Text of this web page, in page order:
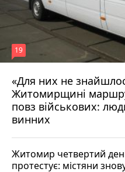
«Для них не
Житомирщині
повз військових:
винних
19
17 липня 2026 р.
Житомир четвертий
протестує: містяни